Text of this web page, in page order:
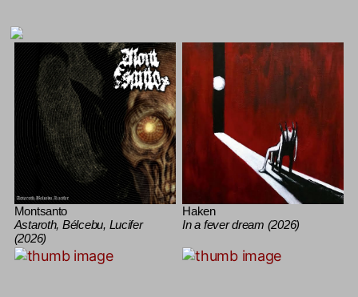
Montsanto
Astaroth, Bélcebu, Lucifer
(2026)
Haken
In a fever dream (2026)